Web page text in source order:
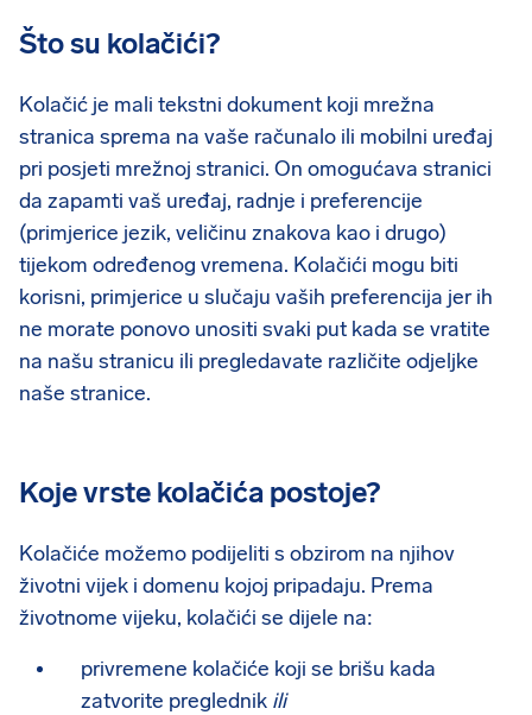
Što su kolačići?
Kolačić je mali tekstni dokument koji mrežna
stranica sprema na vaše računalo ili mobilni uređaj
pri posjeti mrežnoj stranici. On omogućava stranici
da zapamti vaš uređaj, radnje i preferencije
(primjerice jezik, veličinu znakova kao i drugo)
tijekom određenog vremena. Kolačići mogu biti
korisni, primjerice u slučaju vaših preferencija jer ih
ne morate ponovo unositi svaki put kada se vratite
na našu stranicu ili pregledavate različite odjeljke
naše stranice.
Koje vrste kolačića postoje?
Kolačiće možemo podijeliti s obzirom na njihov
životni vijek i domenu kojoj pripadaju. Prema
životnome vijeku, kolačići se dijele na:
privremene kolačiće koji se brišu kada
zatvorite preglednik ili